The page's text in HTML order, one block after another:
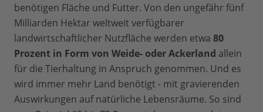
benötigen Fläche und Futter. Von den ungefähr fünf
Milliarden Hektar weltweit verfügbarer
landwirtschaftlicher Nutzfläche werden etwa 80
Prozent in Form von Weide- oder Ackerland allein
für die Tierhaltung in Anspruch genommen. Und es
wird immer mehr Land benötigt - mit gravierenden
Auswirkungen auf natürliche Lebensräume. So sind